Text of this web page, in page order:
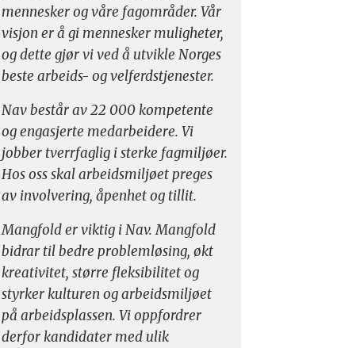
mennesker og våre fagområder. Vår
visjon er å gi mennesker muligheter,
og dette gjør vi ved å utvikle Norges
beste arbeids- og velferdstjenester.
Nav består av 22 000 kompetente
og engasjerte medarbeidere. Vi
jobber tverrfaglig i sterke fagmiljøer.
Hos oss skal arbeidsmiljøet preges
av involvering, åpenhet og tillit.
Mangfold er viktig i Nav. Mangfold
bidrar til bedre problemløsing, økt
kreativitet, større fleksibilitet og
styrker kulturen og arbeidsmiljøet
på arbeidsplassen. Vi oppfordrer
derfor kandidater med ulik